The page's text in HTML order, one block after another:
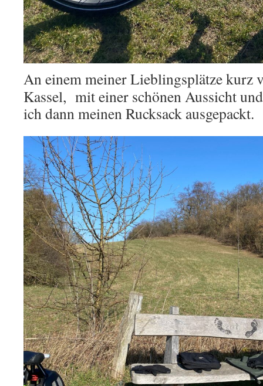
An einem meiner Lieblingsplätze kurz
Kassel, mit einer schönen Aussicht
ich dann meinen Rucksack ausgepackt.